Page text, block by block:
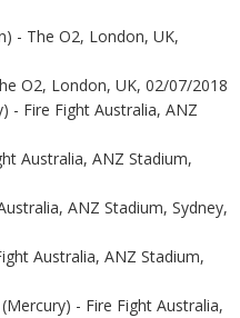
- The O2, London, UK,
O2, London, UK, 02/07/2018
- Fire Fight Australia, ANZ
Australia, ANZ Stadium,
ANZ Stadium, Sydney,
Australia, ANZ Stadium,
- Fire Fight Australia,